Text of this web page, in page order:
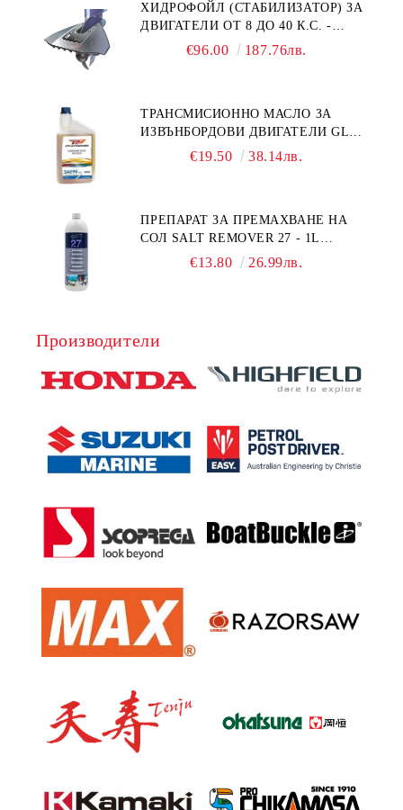
ХИДРОФОЙЛ (СТАБИЛИЗАТОР) ЗА
ДВИГАТЕЛИ ОТ 8 ДО 40 К.С. -
УНИВЕРСАЛЕН SE SPORT 200
€96.00 187.76лв.
ТРАНСМИСИОННО МАСЛО ЗА
ИЗВЪНБОРДОВИ ДВИГАТЕЛИ GL4
HONDA MARINE 08251-999-102PRO
€19.50 38.14лв.
ПРЕПАРАТ ЗА ПРЕМАХВАНЕ НА
СОЛ SALT REMOVER 27 - 1L
NAUTIC CLEAN
€13.80 26.99лв.
Производители